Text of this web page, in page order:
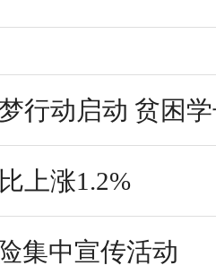
行动启动 贫困
上涨1.2%
集中宣传活动